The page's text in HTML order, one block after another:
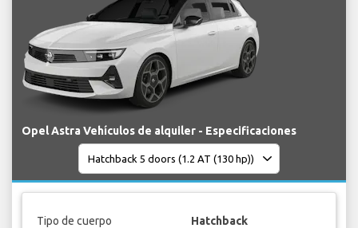
Opel Astra Vehículos de alquiler - Especificaciones
Tipo de cuerpo Hatchback